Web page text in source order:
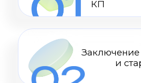
инфлюенсеров с лояльной
аудиторией
ПРОДВИЖЕНИЕ В
СОЦИАЛЬНЫХ СЕТЯХ